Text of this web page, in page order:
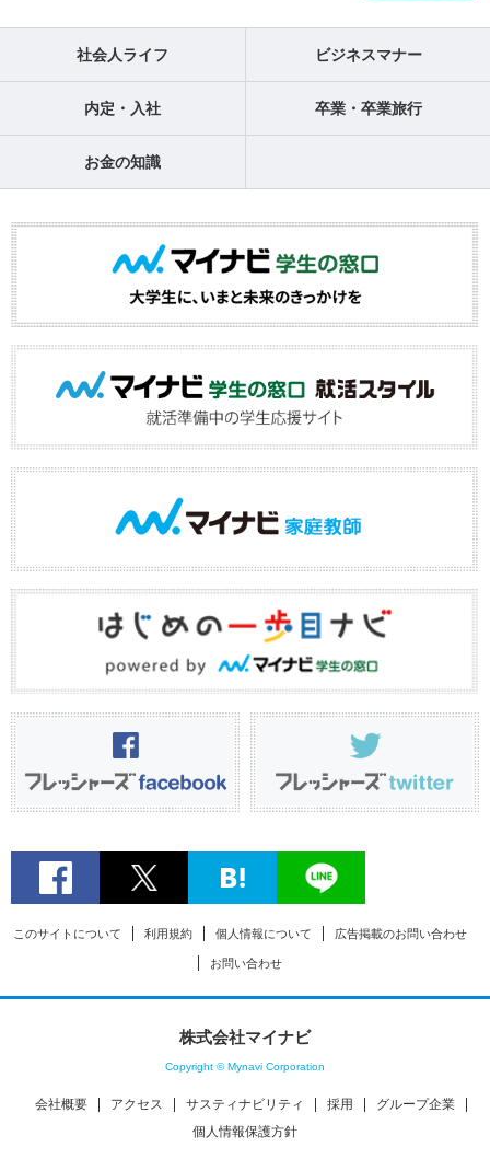
社会人ライフ ビジネスマナー
内定・入社 卒業・卒業旅行
お金の知識
このサイトについて 利用規約 個人情報について 広告掲載のお問い合わせ
お問い合わせ
株式会社マイナビ
Copyright © Mynavi Corporation
会社概要 アクセス サスティナビリティ 採用
グループ企業
個人情報保護方針